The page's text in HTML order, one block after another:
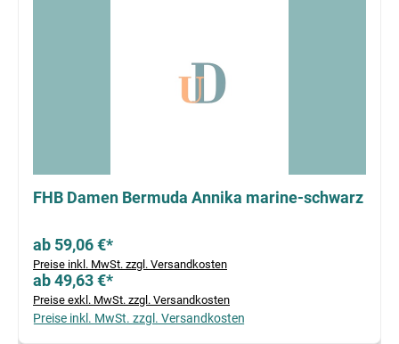
FHB Damen Bermuda Annika marine-schwarz
ab 59,06 €*
Preise inkl. MwSt. zzgl. Versandkosten
ab 49,63 €*
Preise exkl. MwSt. zzgl. Versandkosten
Preise inkl. MwSt. zzgl. Versandkosten